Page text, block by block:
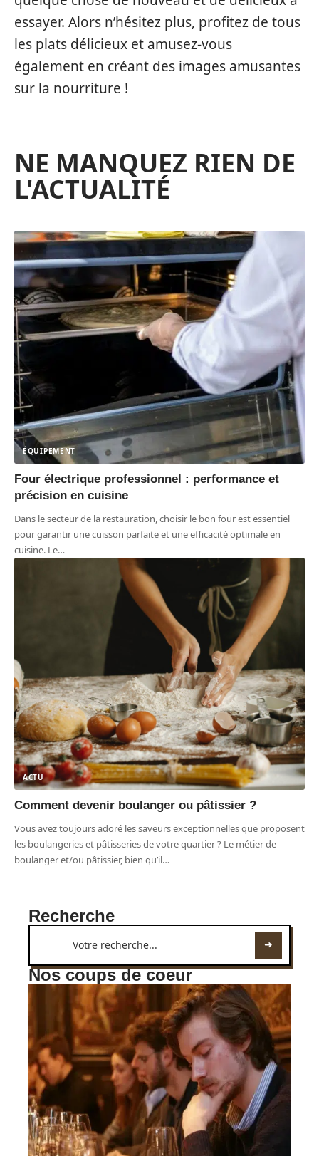
essayer. Alors n’hésitez plus, profitez de tous
les plats délicieux et amusez-vous
également en créant des images amusantes
sur la nourriture !
NE MANQUEZ RIEN DE
L'ACTUALITÉ
ÉQUIPEMENT
Four électrique professionnel : performance et
précision en cuisine
Dans le secteur de la restauration, choisir le bon four est essentiel
pour garantir une cuisson parfaite et une efficacité optimale en
cuisine. Le…
ACTU
Comment devenir boulanger ou pâtissier ?
Vous avez toujours adoré les saveurs exceptionnelles que proposent
les boulangeries et pâtisseries de votre quartier ? Le métier de
boulanger et/ou pâtissier, bien qu’il…
Recherche
Nos coups de coeur